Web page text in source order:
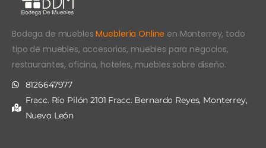
Bodega de mueblesMueblería Online en Monterrey, todo
tipo de muebles, accesorios, muebles para negocios,
restaurantes, oficina, hoteles, muebles sobre diseño.
8126647977
Fracc. Río Pilón 2101 Fracc. Bernardo Reyes, Monterrey,
Nuevo León